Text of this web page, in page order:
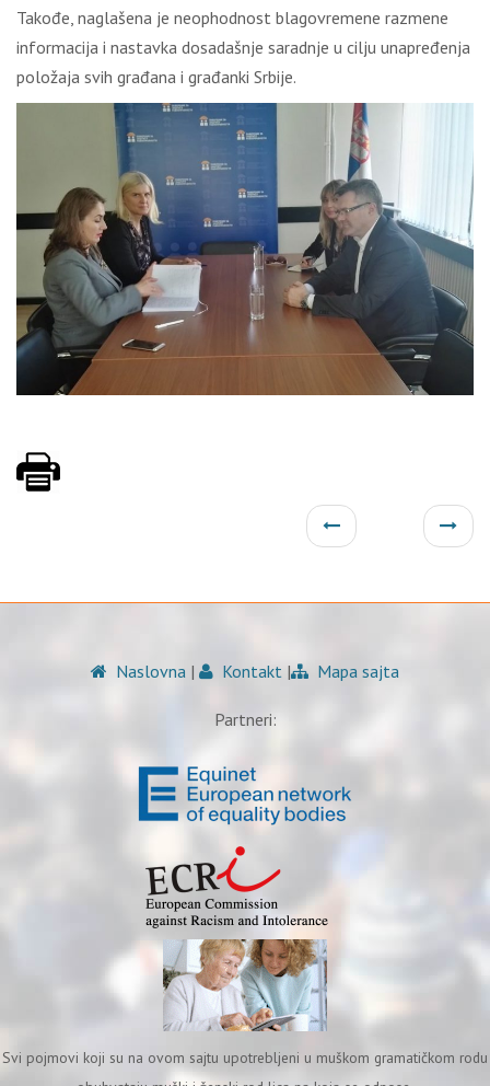
Takođe, naglašena je neophodnost blagovremene razmene
informacija i nastavka dosadašnje saradnje u cilјu unapređenja
položaja svih građana i građanki Srbije.
Naslovna | Kontakt | Mapa sajta
Partneri:
Svi pojmovi koji su na ovom sajtu upotrebljeni u muškom gramatičkom rodu